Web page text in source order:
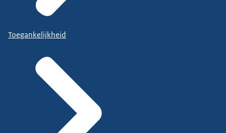
Toegankelijkheid